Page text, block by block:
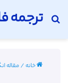
ترجمه
جستجو برای
خانه/مقاله